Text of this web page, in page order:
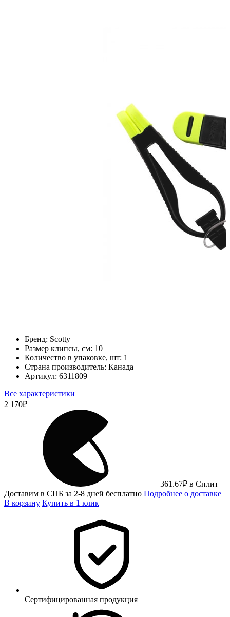
Бренд: Scotty
Размер клипсы, см: 10
Количество в упаковке, шт: 1
Страна производитель: Канада
Артикул: 6311809
Все характеристики
2 170₽
361.67₽ в Сплит
Доставим в СПБ за 2-8 дней бесплатно Подробнее о доставке
В корзину Купить в 1 клик
Сертифицированная продукция